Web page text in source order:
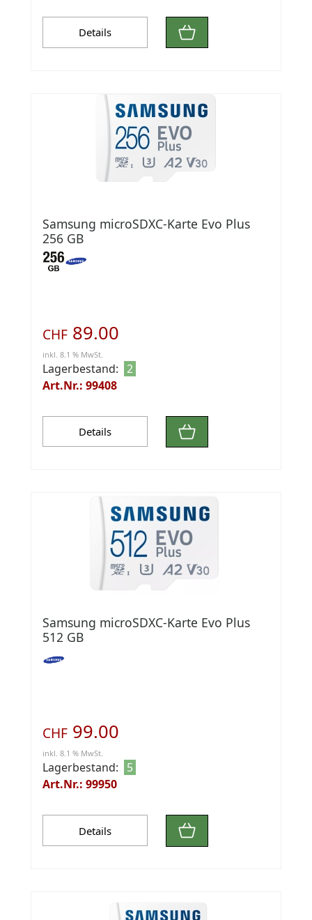
Details
Samsung microSDXC-Karte Evo Plus
256 GB
CHF 89.00
inkl. 8.1 % MwSt.
Lagerbestand: 2
Art.Nr.: 99408
Details
Samsung microSDXC-Karte Evo Plus
512 GB
CHF 99.00
inkl. 8.1 % MwSt.
Lagerbestand:
5
Art.Nr.: 99950
Details